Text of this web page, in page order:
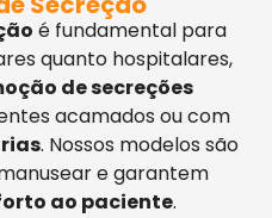
é fundamental para
quanto hospitalares,
de secreções
acamados ou com
. Nossos modelos são
e garantem
ao paciente.